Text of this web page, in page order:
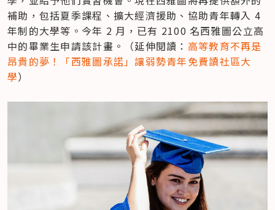
補助，包括夏季課程、擴大經濟援助、協助青年轉入 4
年制的大學等。今年 2 月，已有 2100 名西雅圖公立高
中的畢業生申請該計畫。（延伸閱讀： 高等教育不再是
昂貴的夢！「西雅圖承諾」讓弱勢青年免費讀社區大
學）